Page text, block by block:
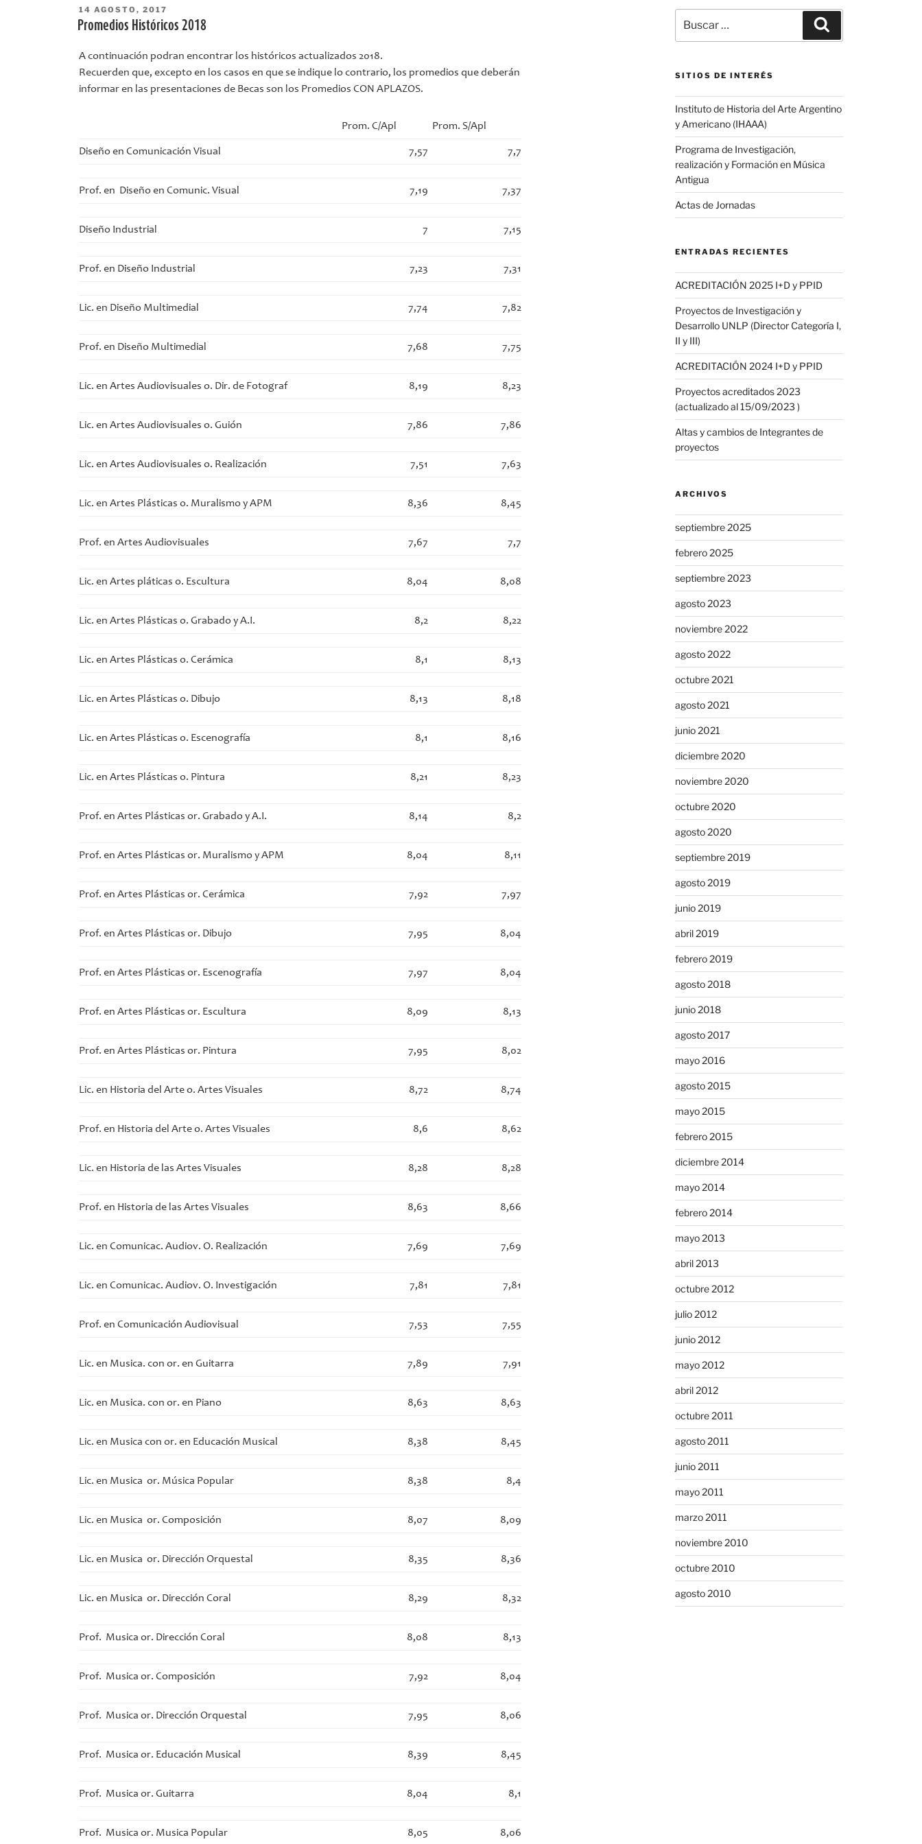
PUBLICADO
EL
14 AGOSTO, 2017
Promedios Históricos 2018
A continuación podran encontrar los históricos actualizados 2018.
Recuerden que, excepto en los casos en que se indique lo contrario, los promedios que deberán
informar en las presentaciones de Becas son los Promedios CON APLAZOS.
Prom. C/Apl Prom. S/Apl
Diseño en Comunicación Visual 7,57 7,7
Prof. en Diseño en Comunic. Visual 7,19 7,37
Diseño Industrial 7 7,15
Prof. en Diseño Industrial 7,23 7,31
Lic. en Diseño Multimedial 7,74 7,82
Prof. en Diseño Multimedial 7,68 7,75
Lic. en Artes Audiovisuales o. Dir. de Fotograf 8,19 8,23
Lic. en Artes Audiovisuales o. Guión 7,86 7,86
Lic. en Artes Audiovisuales o. Realización 7,51 7,63
Lic. en Artes Plásticas o. Muralismo y APM 8,36 8,45
Prof. en Artes Audiovisuales 7,67 7,7
Lic. en Artes pláticas o. Escultura 8,04 8,08
Lic. en Artes Plásticas o. Grabado y A.I. 8,2 8,22
Lic. en Artes Plásticas o. Cerámica 8,1 8,13
Lic. en Artes Plásticas o. Dibujo 8,13 8,18
Lic. en Artes Plásticas o. Escenografía 8,1 8,16
Lic. en Artes Plásticas o. Pintura 8,21 8,23
Prof. en Artes Plásticas or. Grabado y A.I. 8,14 8,2
Prof. en Artes Plásticas or. Muralismo y APM 8,04 8,11
Prof. en Artes Plásticas or. Cerámica 7,92 7,97
Prof. en Artes Plásticas or. Dibujo 7,95 8,04
Prof. en Artes Plásticas or. Escenografía 7,97 8,04
Prof. en Artes Plásticas or. Escultura 8,09 8,13
Prof. en Artes Plásticas or. Pintura 7,95 8,02
Lic. en Historia del Arte o. Artes Visuales 8,72 8,74
Prof. en Historia del Arte o. Artes Visuales 8,6 8,62
Lic. en Historia de las Artes Visuales 8,28 8,28
Prof. en Historia de las Artes Visuales 8,63 8,66
Lic. en Comunicac. Audiov. O. Realización 7,69 7,69
Lic. en Comunicac. Audiov. O. Investigación 7,81 7,81
Prof. en Comunicación Audiovisual 7,53 7,55
Lic. en Musica. con or. en Guitarra 7,89 7,91
Lic. en Musica. con or. en Piano 8,63 8,63
Lic. en Musica con or. en Educación Musical 8,38 8,45
Lic. en Musica or. Música Popular 8,38 8,4
Lic. en Musica or. Composición 8,07 8,09
Lic. en Musica or. Dirección Orquestal 8,35 8,36
Lic. en Musica or. Dirección Coral 8,29 8,32
Prof. Musica or. Dirección Coral 8,08 8,13
Prof. Musica or. Composición 7,92 8,04
Prof. Musica or. Dirección Orquestal 7,95 8,06
Prof. Musica or. Educación Musical 8,39 8,45
Prof. Musica or. Guitarra 8,04 8,1
Prof. Musica or. Musica Popular 8,05 8,06
por:
SITIOS DE INTERÉS
Instituto de Historia del Arte Argentino
y Americano (IHAAA)
Programa de Investigación,
realización y Formación en Música
Antigua
Actas de Jornadas
ENTRADAS RECIENTES
ACREDITACIÓN 2025 I+D y PPID
Proyectos de Investigación y
Desarrollo UNLP (Director Categoría I,
II y III)
ACREDITACIÓN 2024 I+D y PPID
Proyectos acreditados 2023
(actualizado al 15/09/2023 )
Altas y cambios de Integrantes de
proyectos
ARCHIVOS
septiembre 2025
febrero 2025
septiembre 2023
agosto 2023
noviembre 2022
agosto 2022
octubre 2021
agosto 2021
junio 2021
diciembre 2020
noviembre 2020
octubre 2020
agosto 2020
septiembre 2019
agosto 2019
junio 2019
abril 2019
febrero 2019
agosto 2018
junio 2018
agosto 2017
mayo 2016
agosto 2015
mayo 2015
febrero 2015
diciembre 2014
mayo 2014
febrero 2014
mayo 2013
abril 2013
octubre 2012
julio 2012
junio 2012
mayo 2012
abril 2012
octubre 2011
agosto 2011
junio 2011
mayo 2011
marzo 2011
noviembre 2010
octubre 2010
agosto 2010